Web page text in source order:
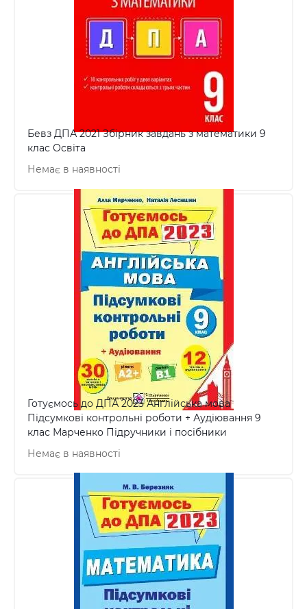
Бевз ДПА 2021 Збірник завдань з математики 9
клас Освіта
Немає в наявності
Готуємось до ДПА 2023 Англійська мова
Підсумкові контрольні роботи + Аудіювання 9
клас Марченко Підручники і посібники
Немає в наявності